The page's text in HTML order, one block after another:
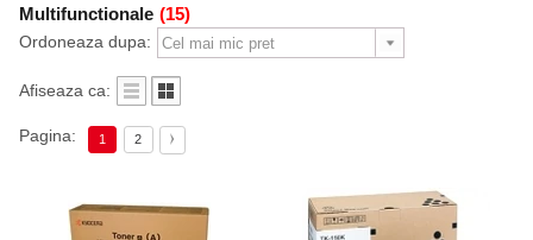
Multifunctionale (15)
Ordoneaza dupa:
Afiseaza ca:
Pagina: 1 2